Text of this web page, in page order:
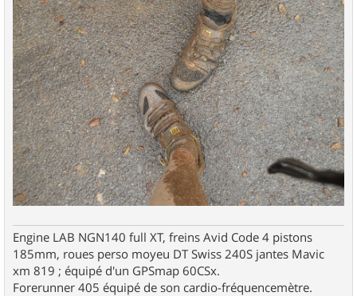
Engine LAB NGN140 full XT, freins Avid Code 4 pistons
185mm, roues perso moyeu DT Swiss 240S jantes Mavic
xm 819 ; équipé d'un GPSmap 60CSx.
Forerunner 405 équipé de son cardio-fréquencemètre.